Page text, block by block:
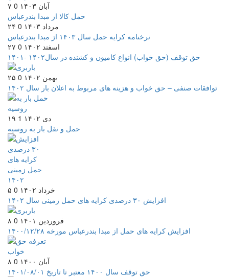
۷ آبان ۱۴۰۳
0
حمل کالا از مبدا بندرعباس
۲۴ مرداد ۱۴۰۳
0
نرخنامه کرایه حمل سال ۱۴۰۳ از مبدا بندرعباس
۲۷ اسفند ۱۴۰۲
0
حق توقف (حق خواب) انواع کامیون و کشنده در سال۱۴۰۲ -۱۴۰۱
۲۵ بهمن ۱۴۰۲
0
توافقات صنفی – حق خواب و هزینه های مربوط به اعلان بار سال ۱۴۰۲
۱۹ دی ۱۴۰۲
1
حمل و نقل بار به روسیه
۵ خرداد ۱۴۰۲
0
افزایش ۳۰ درصدی کرایه های حمل زمینی سال ۱۴۰۲
۸ فروردین ۱۴۰۱
0
افزایش کرایه های حمل از مبدا بندرعباس مورخه ۱۴۰۰/۱۲/۲۸
۸ آبان ۱۴۰۰
0
حق توقف سال ۱۴۰۰ معتبر تا تاریخ ۱۴۰۱/۰۸/۰۱